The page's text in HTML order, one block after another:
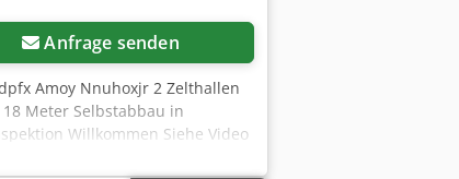
Anfrage senden
Amoy Nnuhoxjr 2 Zelthallen
Meter Selbstabbau in
Willkommen Siehe Video